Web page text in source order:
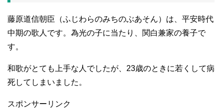
藤原道信朝臣（ふじわらのみちのぶあそん）は、平安時代
中期の歌人です。為光の子に当たり、関白兼家の養子で
す。
和歌がとても上手な人でしたが、23歳のときに若くして病
死してしまいました。
スポンサーリンク